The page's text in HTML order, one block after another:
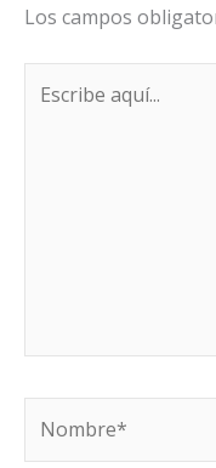
Los campos
aquí...